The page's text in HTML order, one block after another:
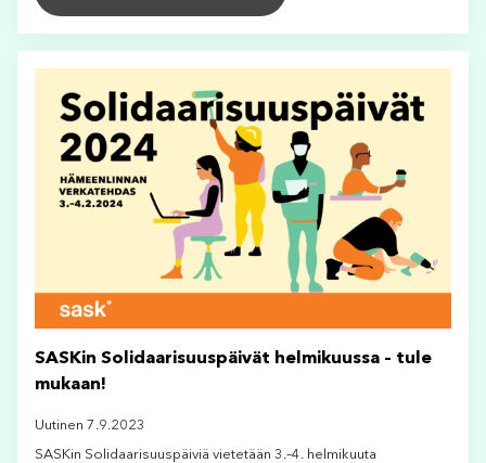
SASKin Solidaarisuuspäivät helmikuussa – tule
mukaan!
Uutinen 7.9.2023
SASKin Solidaarisuuspäiviä vietetään 3.–4. helmikuuta